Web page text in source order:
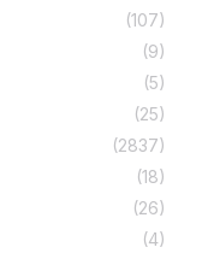
(107)
(9)
(5)
(25)
(2837)
(18)
(26)
(4)